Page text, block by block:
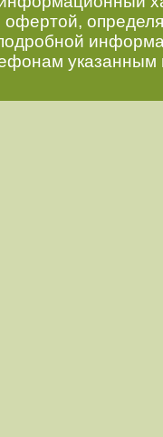
офертой,
указанным